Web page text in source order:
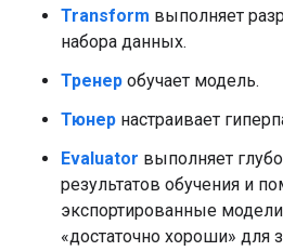
Transform выполняет
набора данных.
Тренер обучает модель.
Тюнер настраивает
Evaluator выполняет
результатов обучения и
экспортированные
«достаточно хороши» для